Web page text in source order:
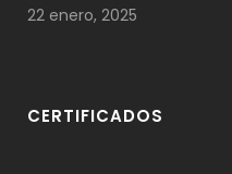
22 enero, 2025
CERTIFICADOS